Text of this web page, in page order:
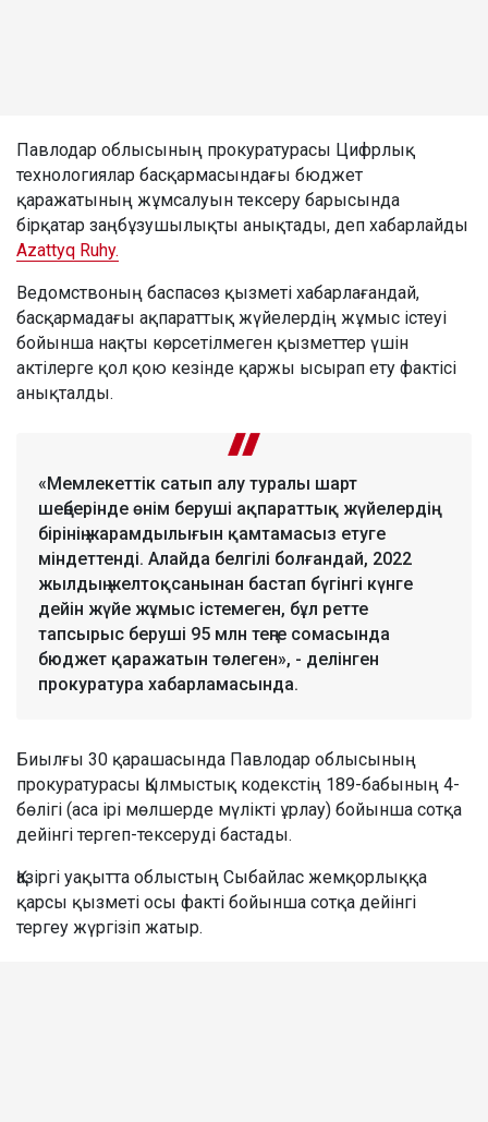
Павлодар облысының прокуратурасы Цифрлық
технологиялар басқармасындағы бюджет
қаражатының жұмсалуын тексеру барысында
бірқатар заңбұзушылықты анықтады, деп хабарлайды
Azattyq Ruhy.
Ведомствоның баспасөз қызметі хабарлағандай,
басқармадағы ақпараттық жүйелердің жұмыс істеуі
бойынша нақты көрсетілмеген қызметтер үшін
актілерге қол қою кезінде қаржы ысырап ету фактісі
анықталды.
«Мемлекеттік сатып алу туралы шарт
шеңберінде өнім беруші ақпараттық жүйелердің
бірінің жарамдылығын қамтамасыз етуге
міндеттенді. Алайда белгілі болғандай, 2022
жылдың желтоқсанынан бастап бүгінгі күнге
дейін жүйе жұмыс істемеген, бұл ретте
тапсырыс беруші 95 млн теңге сомасында
бюджет қаражатын төлеген», - делінген
прокуратура хабарламасында.
Биылғы 30 қарашасында Павлодар облысының
прокуратурасы Қылмыстық кодекстің 189-бабының 4-
бөлігі (аса ірі мөлшерде мүлікті ұрлау) бойынша сотқа
дейінгі тергеп-тексеруді бастады.
Қазіргі уақытта облыстың Сыбайлас жемқорлыққа
қарсы қызметі осы факті бойынша сотқа дейінгі
тергеу жүргізіп жатыр.